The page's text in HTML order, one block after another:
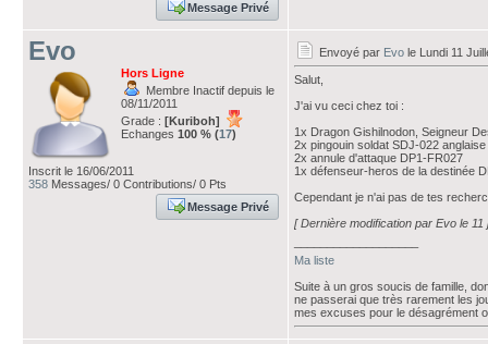
Message Privé
Evo
Hors Ligne
Membre Inactif depuis le
08/11/2011
Grade : [Kuriboh]
Echanges 100 % (17)
Inscrit le 16/06/2011
358 Messages/ 0 Contributions/ 0 Pts
Message Privé
Envoyé par Evo le Lundi 11
Salut,
J'ai vu ceci chez toi :
1x Dragon Gishilnodon, Seigneur
2x pingouin soldat SDJ-022 anglaise
2x annule d'attaque DP1-FR027
1x défenseur-heros de la destinée
Cependant je n'ai pas de tes
[ Dernière modification par Evo le 11
Ma liste
Suite à un gros soucis de famille,
ne passerai que très rarement les
mes excuses pour le désagrément